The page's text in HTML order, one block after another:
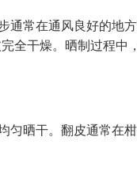
通常在通风良好的地
全干燥。晒制过程中
匀晒干。翻皮通常在